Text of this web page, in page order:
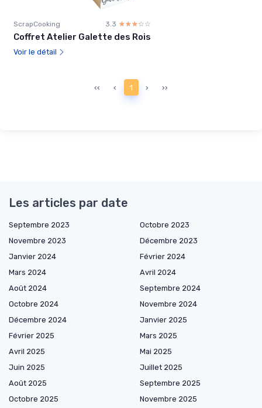
ScrapCooking 3.3 ☆☆☆☆☆
★★★★★
Coffret Atelier Galette des Rois
Voir le détail
‹‹ ‹ 1 › ››
Les articles par date
Septembre 2023
Octobre 2023
Novembre 2023
Décembre 2023
Janvier 2024
Février 2024
Mars 2024
Avril 2024
Août 2024
Septembre 2024
Octobre 2024
Novembre 2024
Décembre 2024
Janvier 2025
Février 2025
Mars 2025
Avril 2025
Mai 2025
Juin 2025
Juillet 2025
Août 2025
Septembre 2025
Octobre 2025
Novembre 2025